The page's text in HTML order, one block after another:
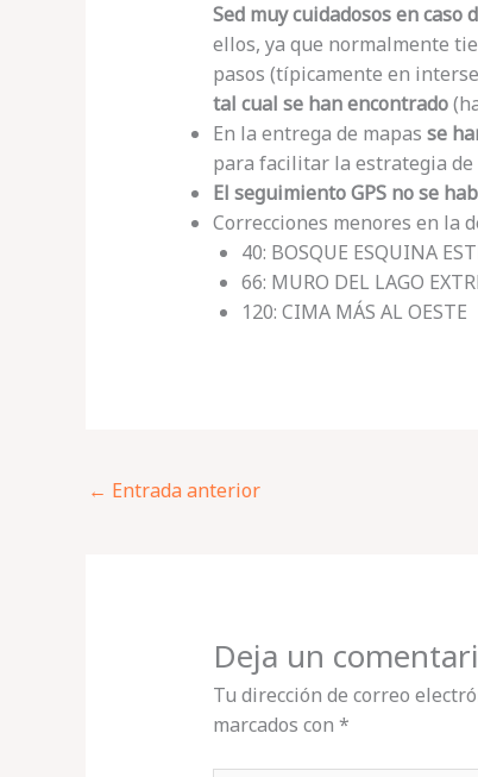
Sed muy cuidadosos en caso
ellos, ya que normalmente
pasos (típicamente en
tal cual se han encontrado
En la entrega de mapas se
para facilitar la estrategia de
El seguimiento GPS no se
Correcciones menores en la
40: BOSQUE ESQUINA
66: MURO DEL LAGO
120: CIMA MÁS AL OESTE
← Entrada anterior
Deja un
Tu dirección de correo
marcados con *